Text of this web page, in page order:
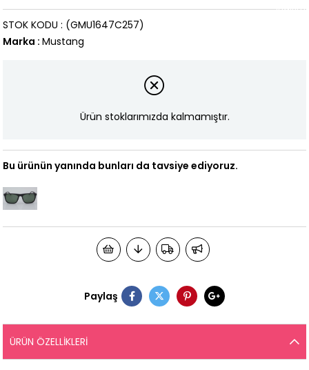
İndirim
(GMU1647C257)
STOK KODU
Marka : Mustang
Ürün stoklarımızda kalmamıştır.
Bu ürünün yanında bunları da tavsiye ediyoruz.
Paylaş
ÜRÜN ÖZELLIKLERI